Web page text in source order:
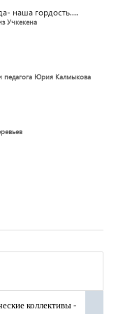
наша гордость....
Учкекена
педагога Юрия Калмыкова